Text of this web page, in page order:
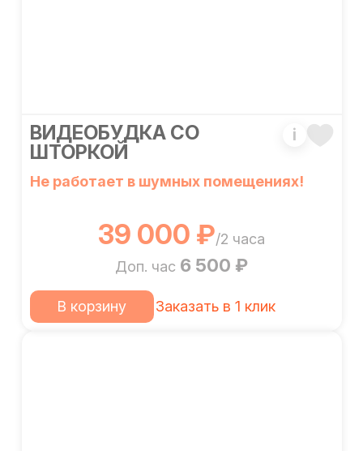
ВИДЕОБУДКА СО
ШТОРКОЙ
i
Не работает в шумных помещениях!
39 000 ₽/2 часа
Доп. час 6 500 ₽
В корзину Заказать в 1 клик